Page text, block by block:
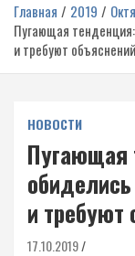
Главная 2019
Пугающая
и требуют объяснений
НОВОСТИ
Пугающая
и требуют
17.10.2019